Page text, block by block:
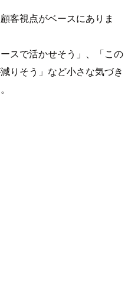
客視点がベースにありま
スで活かせそう」、「この
りそう」など小さな気づき